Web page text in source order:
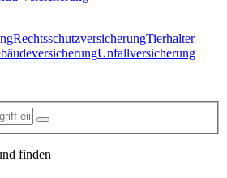
RechtsschutzversicherungTierhalter
Unfallversicherung
finden